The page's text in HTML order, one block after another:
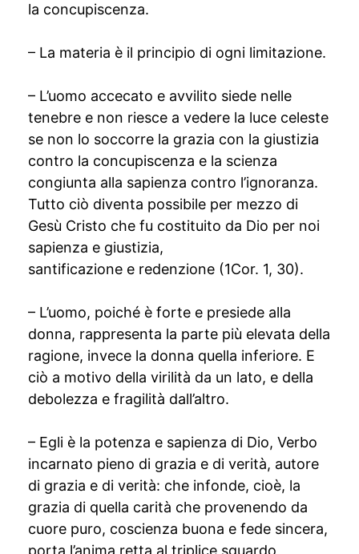
la concupiscenza.
– La materia è il principio di ogni limitazione.
– L’uomo accecato e avvilito siede nelle
tenebre e non riesce a vedere la luce celeste
se non lo soccorre la grazia con la giustizia
contro la concupiscenza e la scienza
congiunta alla sapienza contro l’ignoranza.
Tutto ciò diventa possibile per mezzo di
Gesù Cristo che fu costituito da Dio per noi
sapienza e giustizia,
santificazione e redenzione (1Cor. 1, 30).
– L’uomo, poiché è forte e presiede alla
donna, rappresenta la parte più elevata della
ragione, invece la donna quella inferiore. E
ciò a motivo della virilità da un lato, e della
debolezza e fragilità dall’altro.
– Egli è la potenza e sapienza di Dio, Verbo
incarnato pieno di grazia e di verità, autore
di grazia e di verità: che infonde, cioè, la
grazia di quella carità che provenendo da
cuore puro, coscienza buona e fede sincera,
porta l’anima retta al triplice sguardo